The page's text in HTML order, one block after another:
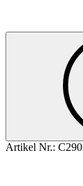
Artikel Nr.: